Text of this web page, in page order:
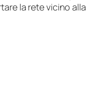
la rete vicino alla